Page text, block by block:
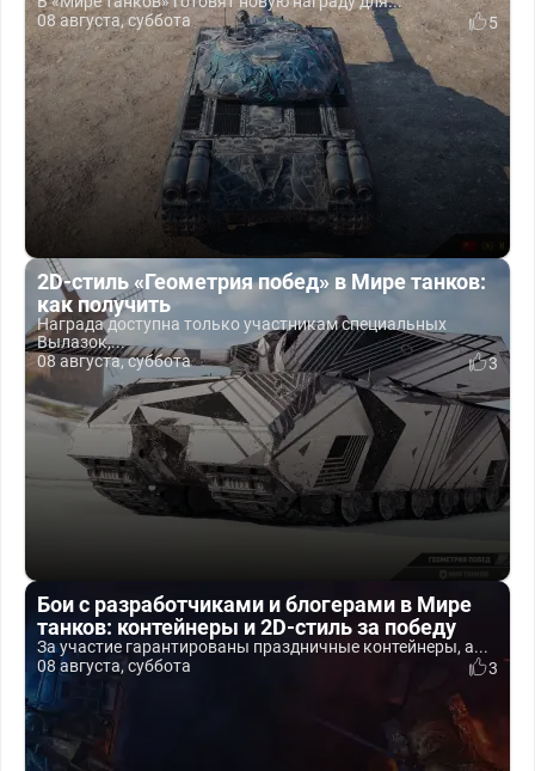
08 августа, суббота
5
2D-стиль «Геометрия побед» в Мире танков:
как получить
Награда доступна только участникам специальных
Вылазок,...
08 августа, суббота
3
Бои с разработчиками и блогерами в Мире
танков: контейнеры и 2D-стиль за победу
За участие гарантированы праздничные контейнеры, а...
08 августа, суббота
3